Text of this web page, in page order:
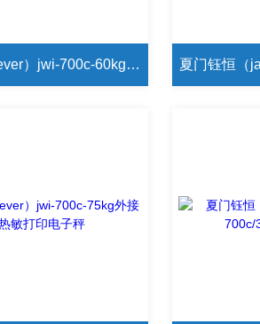
夏门钰恒（jadever）jwi-700c-60kg上限、下限、标准之三段警示功能